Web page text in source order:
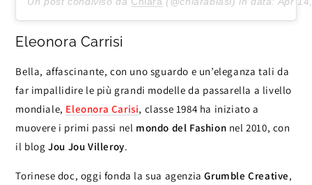
Eleonora Carrisi
Bella, affascinante, con uno sguardo e un’eleganza tali da
far impallidire le più grandi modelle da passarella a livello
mondiale, Eleonora Carisi, classe 1984 ha iniziato a
muovere i primi passi nel mondo del Fashion nel 2010, con
il blogJou Jou Villeroy.
Torinese doc, oggi fonda la sua agenziaGrumble Creative,